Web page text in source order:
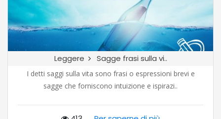
Leggere Sagge frasi sulla vi..
I detti saggi sulla vita sono frasi o espressioni brevi e
sagge che forniscono intuizione e ispirazi..